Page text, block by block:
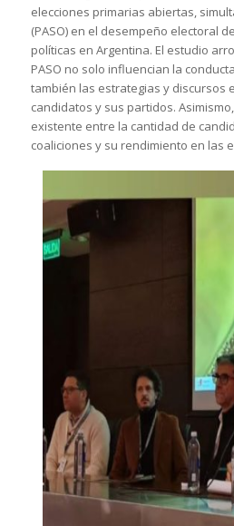
elecciones primarias abiertas,
(PASO) en el desempeño electoral
políticas en Argentina. El estudio
PASO no solo influencian la
también las estrategias y discursos
candidatos y sus partidos.
existente entre la cantidad de
coaliciones y su rendimiento en las